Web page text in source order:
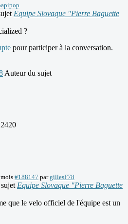
Equipe Slovaque "Pierre Baguette
?
pour participer à la conversation.
Auteur du sujet
#188147 pargillesF78
Equipe Slovaque "Pierre Baguette
que le velo officiel de l'équipe est un